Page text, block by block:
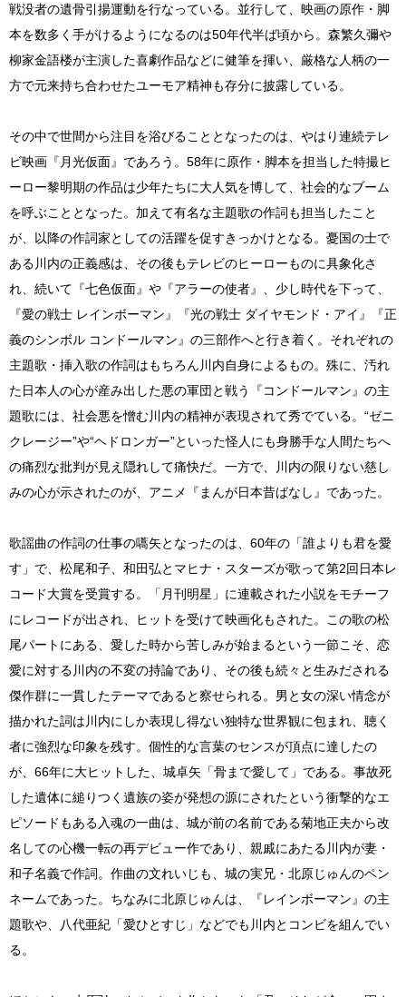
戦没者の遺骨引揚運動を行なっている。並行して、映画の原作・脚
本を数多く手がけるようになるのは50年代半ば頃から。森繁久彌や
柳家金語楼が主演した喜劇作品などに健筆を揮い、厳格な人柄の一
方で元来持ち合わせたユーモア精神も存分に披露している。
その中で世間から注目を浴びることとなったのは、やはり連続テレ
ビ映画『月光仮面』であろう。58年に原作・脚本を担当した特撮ヒ
ーロー黎明期の作品は少年たちに大人気を博して、社会的なブーム
を呼ぶこととなった。加えて有名な主題歌の作詞も担当したこと
が、以降の作詞家としての活躍を促すきっかけとなる。憂国の士で
ある川内の正義感は、その後もテレビのヒーローものに具象化さ
れ、続いて『七色仮面』や『アラーの使者』、少し時代を下って、
『愛の戦士 レインボーマン』『光の戦士 ダイヤモンド・アイ』『正
義のシンボル コンドールマン』の三部作へと行き着く。それぞれの
主題歌・挿入歌の作詞はもちろん川内自身によるもの。殊に、汚れ
た日本人の心が産み出した悪の軍団と戦う『コンドールマン』の主
題歌には、社会悪を憎む川内の精神が表現されて秀でている。“ゼニ
クレージー”や“ヘドロンガー”といった怪人にも身勝手な人間たちへ
の痛烈な批判が見え隠れして痛快だ。一方で、川内の限りない慈し
みの心が示されたのが、アニメ『まんが日本昔ばなし』であった。
歌謡曲の作詞の仕事の嚆矢となったのは、60年の「誰よりも君を愛
す」で、松尾和子、和田弘とマヒナ・スターズが歌って第2回日本レ
コード大賞を受賞する。「月刊明星」に連載された小説をモチーフ
にレコードが出され、ヒットを受けて映画化もされた。この歌の松
尾パートにある、愛した時から苦しみが始まるという一節こそ、恋
愛に対する川内の不変の持論であり、その後も続々と生みだされる
傑作群に一貫したテーマであると察せられる。男と女の深い情念が
描かれた詞は川内にしか表現し得ない独特な世界観に包まれ、聴く
者に強烈な印象を残す。個性的な言葉のセンスが頂点に達したの
が、66年に大ヒットした、城卓矢「骨まで愛して」である。事故死
した遺体に縋りつく遺族の姿が発想の源にされたという衝撃的なエ
ピソードもある入魂の一曲は、城が前の名前である菊地正夫から改
名しての心機一転の再デビュー作であり、親戚にあたる川内が妻・
和子名義で作詞。作曲の文れいじも、城の実兄・北原じゅんのペン
ネームであった。ちなみに北原じゅんは、『レインボーマン』の主
題歌や、八代亜紀「愛ひとすじ」などでも川内とコンビを組んでい
る。